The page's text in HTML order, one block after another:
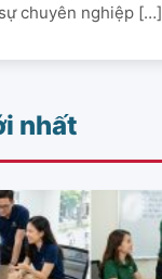
chuyên nghiệp […]
nhất